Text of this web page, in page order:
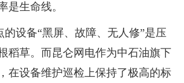
是生命线。
设备“黑屏、故障、无人修”是压
稻草。而昆仑网电作为中石油旗下
在设备维护巡检上保持了极高的标